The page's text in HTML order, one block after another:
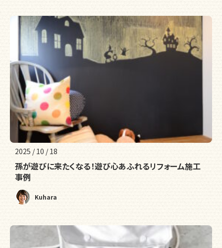
2025 / 10 / 18
孫が遊びに来たくなる！遊び心あふれるリフォーム施工
事例
Kuhara